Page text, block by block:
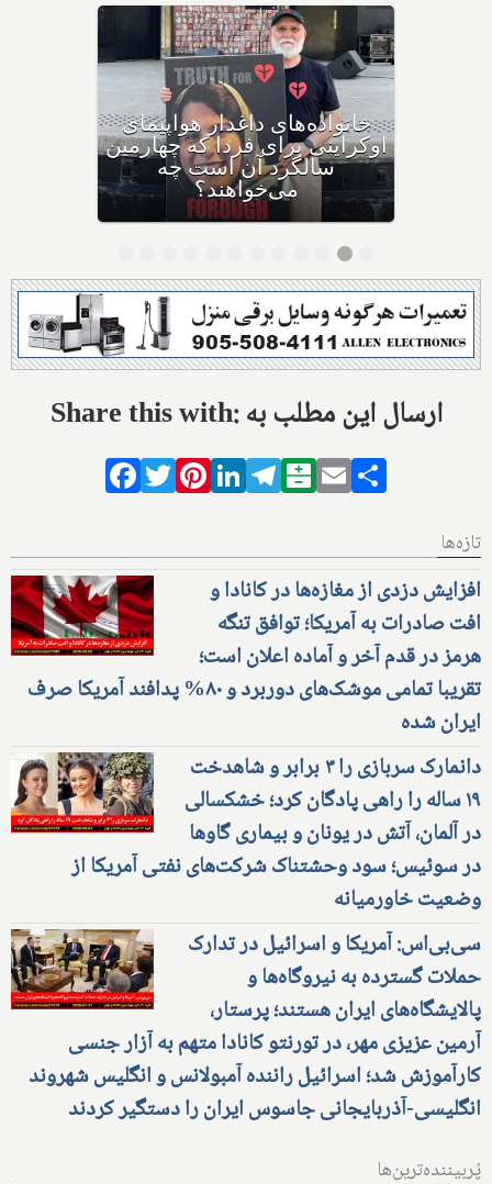
دعوا در دادگاه بالا گرفت: کانادا
و متحدانش، جمهوری اسلامی
را به دلیل سرنگونی پرواز
اوکراینی به دیوان بین‌المللی
دادگستری لاهه می‌برند
Share this with: ارسال این مطلب به
Facebook
TwitterPinterestLinkedIn
Telegram
Balatarin
Email
تازه‌ها
افزایش دزدی از مغازه‌ها در کانادا و
افت صادرات به آمریکا؛ توافق تنگه
هرمز در قدم آخر و آماده اعلان است؛
تقریبا تمامی موشک‌های دوربرد و ۸۰% پدافند آمریکا صرف
ایران شده
دانمارک سربازی را ۳ برابر و شاهدخت
۱۹ ساله را راهی پادگان کرد؛ خشکسالی
در آلمان، آتش در یونان و بیماری گاوها
در سوئیس؛ سود وحشتناک شرکت‌های نفتی آمریکا از
وضعیت خاورمیانه
سی‌بی‌اس: آمریکا و اسرائیل در تدارک
حملات گسترده به نیروگاه‌ها و
پالایشگاه‌های ایران هستند؛ پرستار،
آرمین عزیزی مهر، در تورنتو کانادا متهم به آزار جنسی
کارآموزش شد؛ اسرائیل راننده آمبولانس و انگلیس شهروند
انگلیسی-آذربایجانی جاسوس ایران را دستگیر کردند
پُربیننده‌ترین‌ها